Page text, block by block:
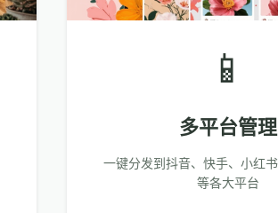
📱
多平台管理
一键分发到抖音、快手、小红
等各大平台